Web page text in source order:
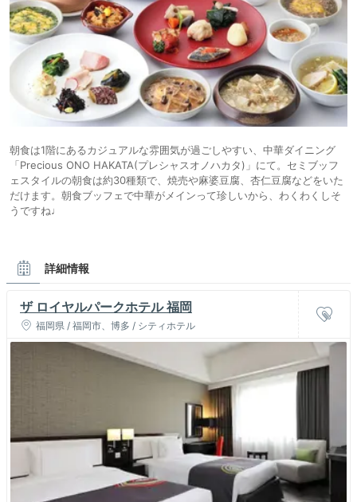
朝食は1階にあるカジュアルな雰囲気が過ごしやすい、中華ダイニング
「Precious ONO HAKATA(プレシャスオノハカタ)」にて。セミブッフ
ェスタイルの朝食は約30種類で、焼売や麻婆豆腐、杏仁豆腐などをいた
だけます。朝食ブッフェで中華がメインって珍しいから、わくわくしそ
うですね♩
詳細情報
ザ ロイヤルパークホテル 福岡
福岡県 / 福岡市、博多 / シティホテル